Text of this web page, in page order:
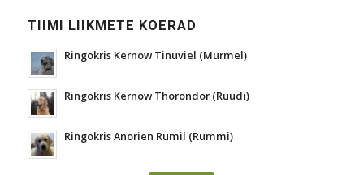
TIIMI LIIKMETE KOERAD
Ringokris Kernow Tinuviel (Murmel)
Ringokris Kernow Thorondor (Ruudi)
Ringokris Anorien Rumil (Rummi)